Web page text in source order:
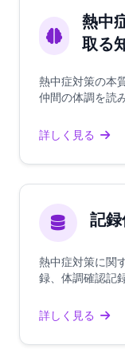
熱中
取る
熱中症対策の本
仲間の体調を読
詳しく見る
記録
熱中症対策に関
録、体調確認記
詳しく見る